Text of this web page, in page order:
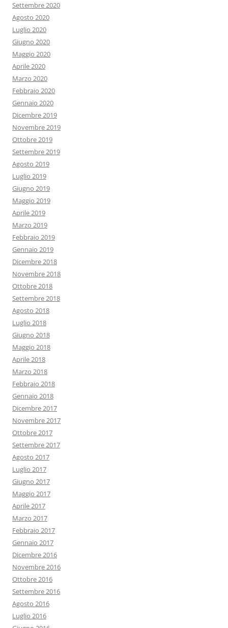
Settembre 2020
Agosto 2020
Luglio 2020
Giugno 2020
Maggio 2020
Aprile 2020
Marzo 2020
Febbraio 2020
Gennaio 2020
Dicembre 2019
Novembre 2019
Ottobre 2019
Settembre 2019
Agosto 2019
Luglio 2019
Giugno 2019
Maggio 2019
Aprile 2019
Marzo 2019
Febbraio 2019
Gennaio 2019
Dicembre 2018
Novembre 2018
Ottobre 2018
Settembre 2018
Agosto 2018
Luglio 2018
Giugno 2018
Maggio 2018
Aprile 2018
Marzo 2018
Febbraio 2018
Gennaio 2018
Dicembre 2017
Novembre 2017
Ottobre 2017
Settembre 2017
Agosto 2017
Luglio 2017
Giugno 2017
Maggio 2017
Aprile 2017
Marzo 2017
Febbraio 2017
Gennaio 2017
Dicembre 2016
Novembre 2016
Ottobre 2016
Settembre 2016
Agosto 2016
Luglio 2016